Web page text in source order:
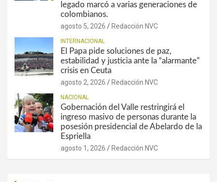
legado marcó a varias generaciones de
colombianos.
agosto 5, 2026 Redacción NVC
INTERNACIONAL
El Papa pide soluciones de paz,
estabilidad y justicia ante la “alarmante”
crisis en Ceuta
agosto 2, 2026 Redacción NVC
NACIONAL
Gobernación del Valle restringirá el
ingreso masivo de personas durante la
posesión presidencial de Abelardo de la
Espriella
agosto 1, 2026 Redacción NVC